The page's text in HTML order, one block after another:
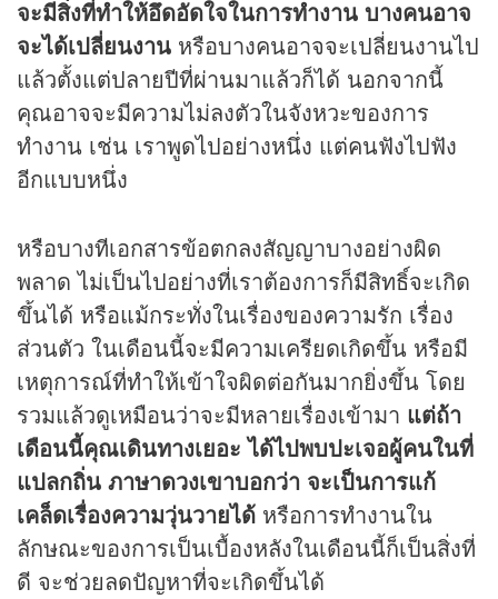
จะมีสิ่งที่ทำให้อึดอัดใจในการทำงาน บางคนอาจ
จะได้เปลี่ยนงาน หรือบางคนอาจจะเปลี่ยนงานไป
แล้วตั้งแต่ปลายปีที่ผ่านมาแล้วก็ได้ นอกจากนี้
คุณอาจจะมีความไม่ลงตัวในจังหวะของการ
ทำงาน เช่น เราพูดไปอย่างหนึ่ง แต่คนฟังไปฟัง
อีกแบบหนึ่ง
หรือบางทีเอกสารข้อตกลงสัญญาบางอย่างผิด
พลาด ไม่เป็นไปอย่างที่เราต้องการก็มีสิทธิ์จะเกิด
ขึ้นได้ หรือแม้กระทั่งในเรื่องของความรัก เรื่อง
ส่วนตัว ในเดือนนี้จะมีความเครียดเกิดขึ้น หรือมี
เหตุการณ์ที่ทำให้เข้าใจผิดต่อกันมากยิ่งขึ้น โดย
รวมแล้วดูเหมือนว่าจะมีหลายเรื่องเข้ามา แต่ถ้า
เดือนนี้คุณเดินทางเยอะ ได้ไปพบปะเจอผู้คนในที่
แปลกถิ่น ภาษาดวงเขาบอกว่า จะเป็นการแก้
เคล็ดเรื่องความวุ่นวายได้ หรือการทำงานใน
ลักษณะของการเป็นเบื้องหลังในเดือนนี้ก็เป็นสิ่งที่
ดี จะช่วยลดปัญหาที่จะเกิดขึ้นได้